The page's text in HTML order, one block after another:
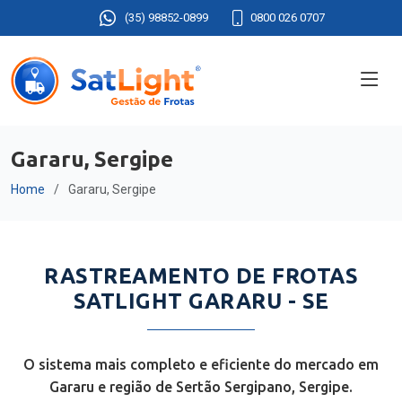
(35) 98852-0899 0800 026 0707
Gararu, Sergipe
Home Gararu, Sergipe
RASTREAMENTO DE FROTAS
SATLIGHT GARARU - SE
O sistema mais completo e eficiente do mercado em
Gararu e região de Sertão Sergipano, Sergipe.